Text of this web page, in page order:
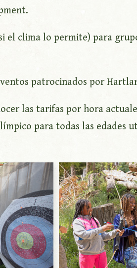
el clima lo permite) para
patrocinados por
las tarifas por hora
para todas las edades